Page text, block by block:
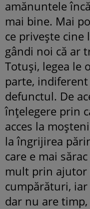
amănuntele
mai bine. Mai
ce privește cine
gândi noi că ar
Totuși, legea le
parte,
defunctul. De
înțelegere prin
acces la
la îngrijirea
care e mai
mult prin ajutor
cumpărături,
dar nu are